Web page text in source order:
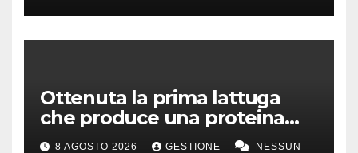
Ottenuta la prima lattuga
che produce una proteina
chiave della carne
8 AGOSTO 2026 GESTIONE NESSUN